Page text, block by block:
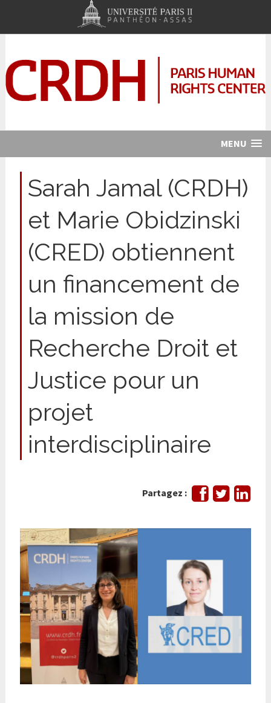
MENU
Sarah Jamal (CRDH)
et Marie Obidzinski
(CRED) obtiennent
un financement de
la mission de
Recherche Droit et
Justice pour un
projet
interdisciplinaire
Partagez :
Partager
sur
Tweeter